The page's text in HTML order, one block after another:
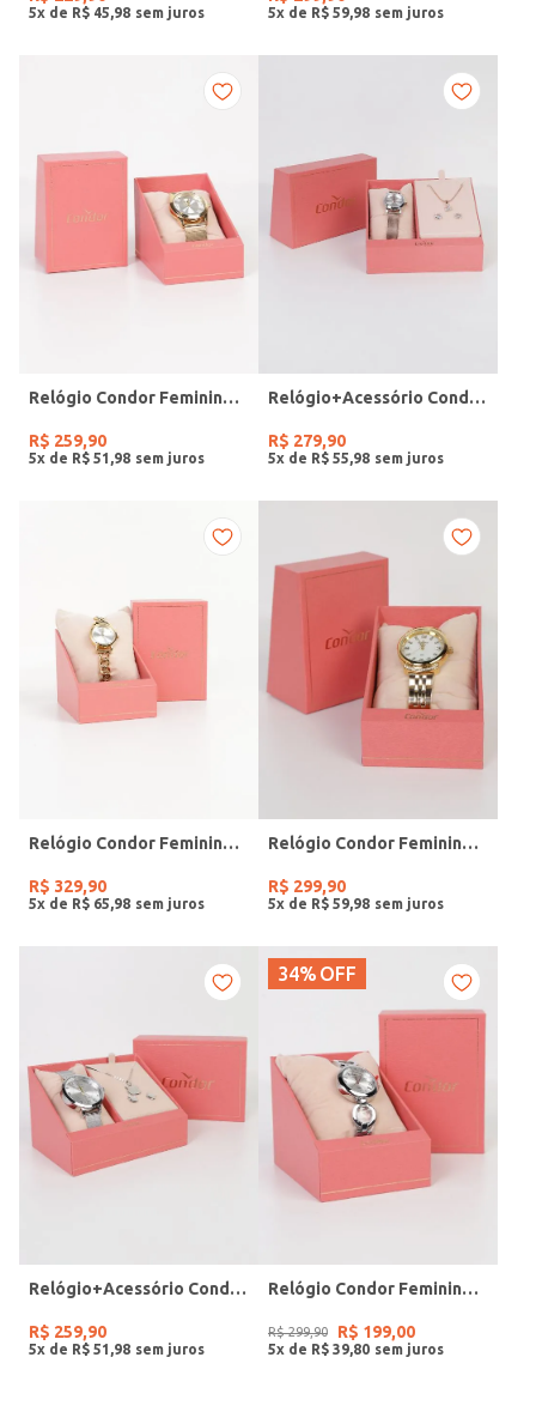
5x de R$ 45 98 5x de R$ 59 98
Relógio Condor Feminino DOURADO
R$ 259,90
5x de R$ 51 98
Relógio+Acessório Condor Feminino ROSE
R$ 279,90
5x de R$ 55 98
Relógio Condor Feminino DOURADO
R$ 329,90
5x de R$ 65 98
Relógio Condor Feminino DOURADO
R$ 299,90
5x de R$ 59 98
Relógio+Acessório Condor Feminino PRATA
R$ 259,90
5x de R$ 51 98
34% OFF
Relógio Condor Feminino PRATA
R$ 299,90 R$ 199,00
5x de R$ 39 80